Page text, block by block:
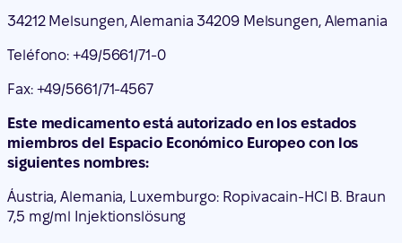
Este medicamento está autorizado en los estados
siguientes nombres:
Áustria, Alemania, Luxemburgo: Ropivacain-HCl B. Braun
7,5 mg/ml Injektionslösung
Bulgaria: Ropivacain HCI B. Braun 7,5 mg/ml solution for
injection
Dinamarca: Ropivacain B. Braun 7,5 mg/ml